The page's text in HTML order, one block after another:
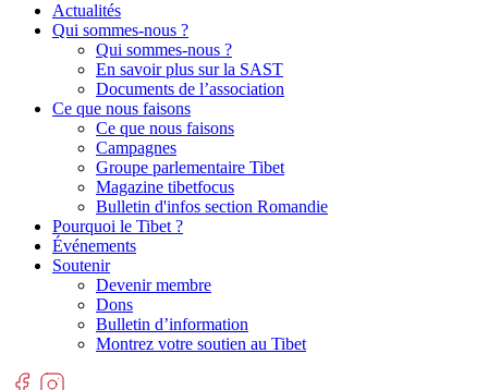
Actualités
Qui sommes-nous ?
Qui sommes-nous ?
En savoir plus sur la SAST
Documents de l’association
Ce que nous faisons
Ce que nous faisons
Campagnes
Groupe parlementaire Tibet
Magazine tibetfocus
Bulletin d'infos section Romandie
Pourquoi le Tibet ?
Événements
Soutenir
Devenir membre
Dons
Bulletin d’information
Montrez votre soutien au Tibet